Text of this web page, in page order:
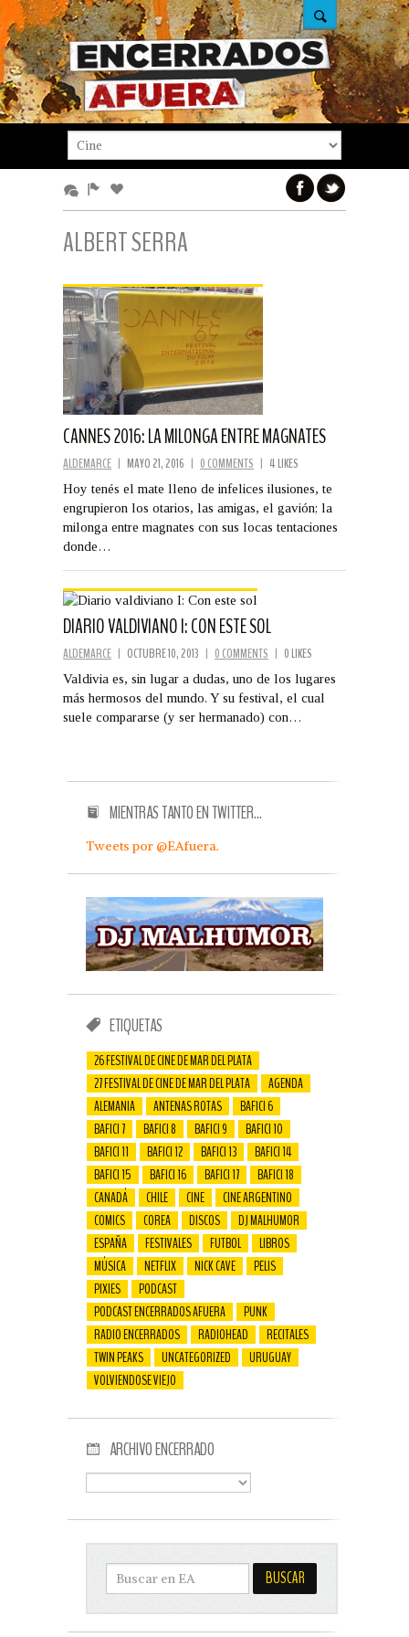
ALBERT SERRA
CANNES 2016: LA MILONGA ENTRE MAGNATES
ALDEMARCE | MAYO 21, 2016 | 0 COMMENTS | 4 LIKES
Hoy tenés el mate lleno de infelices ilusiones, te
engrupieron los otarios, las amigas, el gavión; la
milonga entre magnates con sus locas tentaciones
donde…
DIARIO VALDIVIANO I: CON ESTE SOL
ALDEMARCE | OCTUBRE 10, 2013 | 0 COMMENTS | 0 LIKES
Valdivia es, sin lugar a dudas, uno de los lugares
más hermosos del mundo. Y su festival, el cual
suele compararse (y ser hermanado) con…
MIENTRAS TANTO EN TWITTER…
Tweets por @EAfuera.
ETIQUETAS
26 FESTIVAL DE CINE DE MAR DEL PLATA
27 FESTIVAL DE CINE DE MAR DEL PLATA
AGENDA
ALEMANIA
ANTENAS ROTAS
BAFICI 6
BAFICI 7
BAFICI 8 BAFICI 9
BAFICI 10
BAFICI 11
BAFICI 12 BAFICI 13
BAFICI 14
BAFICI 15
BAFICI 16 BAFICI 17
BAFICI 18
CANADÁ
CHILE CINE
CINE ARGENTINO
COMICS
COREA DISCOS
DJ MALHUMOR
ESPAÑA
FESTIVALES FUTBOL
LIBROS
MÚSICA
NETFLIX NICK CAVE
PELIS
PIXIES
PODCAST
PODCAST ENCERRADOS AFUERA
PUNK
RADIO ENCERRADOS
RADIOHEAD
RECITALES
TWIN PEAKS
UNCATEGORIZED
URUGUAY
VOLVIENDOSE VIEJO
ARCHIVO ENCERRADO